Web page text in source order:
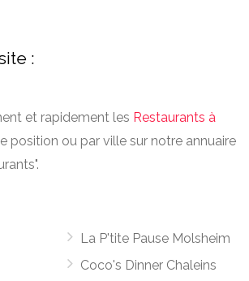
:
et rapidement les Restaurants à
position ou par ville sur notre annuaire
La P'tite Pause Molsheim
Coco's Dinner Chaleins